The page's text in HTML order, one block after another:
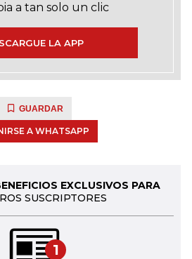
a tan solo un clic
LA APP
GUARDAR
A WHATSAPP
EXCLUSIVOS PARA
SUSCRIPTORES
1